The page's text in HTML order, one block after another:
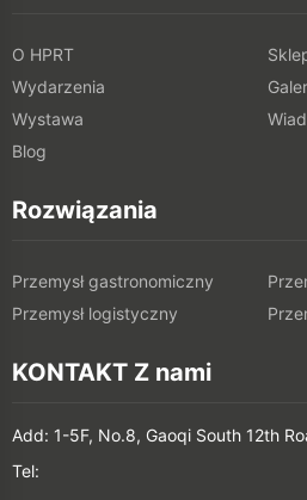
O HPRT
Wydarzenia
Wystawa
Blog
Rozwiązania
Przemysł gastronomiczny
Przemysł logistyczny
KONTAKT Z nami
Add: 1-5F, No.8, Gaoqi South 12th
Tel: